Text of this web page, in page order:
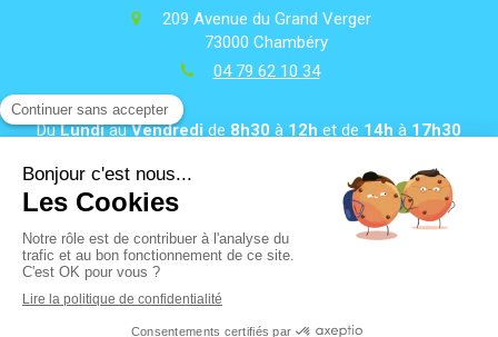
209 Avenue du Grand Verger
73000 Chambéry
04 79 62 10 34
DuLundiauVendredi de 8h30 à 12h et de 14h à 17h30
Mentions légales
Politique de confidentialité